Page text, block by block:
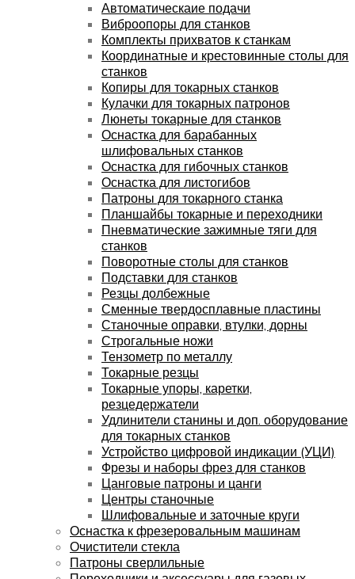
Автоматическаие подачи
Виброопоры для станков
Комплекты прихватов к станкам
Координатные и крестовинные столы для
станков
Копиры для токарных станков
Кулачки для токарных патронов
Люнеты токарные для станков
Оснастка для барабанных
шлифовальных станков
Оснастка для гибочных станков
Оснастка для листогибов
Патроны для токарного станка
Планшайбы токарные и переходники
Пневматические зажимные тяги для
станков
Поворотные столы для станков
Подставки для станков
Резцы долбежные
Сменные твердосплавные пластины
Станочные оправки, втулки, дорны
Строгальные ножи
Тензометр по металлу
Токарные резцы
Токарные упоры, каретки,
резцедержатели
Удлинители станины и доп. оборудование
для токарных станков
Устройство цифровой индикации (УЦИ)
Фрезы и наборы фрез для станков
Цанговые патроны и цанги
Центры станочные
Шлифовальные и заточные круги
Оснастка к фрезеровальным машинам
Очистители стекла
Патроны сверлильные